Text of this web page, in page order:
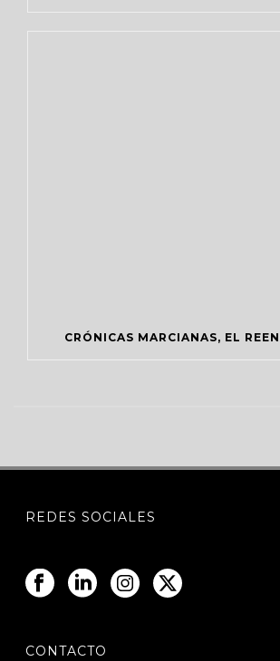
CRÓNICAS MARCIANAS, EL
REDES SOCIALES
CONTACTO